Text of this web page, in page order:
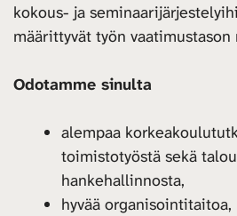
kokous- ja
määrittyvät työn vaatimustason
Odotamme sinulta
alempaa
toimistotyöstä sekä
hankehallinnosta,
hyvää organisointitaitoa,